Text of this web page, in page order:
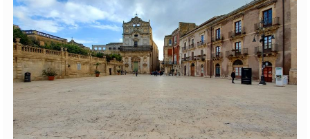
TEAM
FILODIRITTO REDAZIONE COMITATO SCIENTIFICO AUTORI CURATORI
FOTOGRAFI PARTNER COLLABORA CON NOI
EXTRA
CODICI RUBRICHE LIBRI PROCEEDINGS PUBBLICITÀ CONTATTI